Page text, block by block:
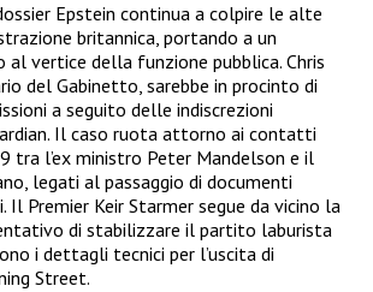
Epstein continua a colpire le alte
britannica, portando a un
al vertice della funzione pubblica. Chris
del Gabinetto, sarebbe in procinto di
a seguito delle indiscrezioni
Il caso ruota attorno ai contatti
tra l’ex ministro Peter Mandelson e il
legati al passaggio di documenti
Il Premier Keir Starmer segue da vicino la
di stabilizzare il partito laburista
i dettagli tecnici per l’uscita di
Street.